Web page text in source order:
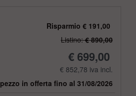
Risparmio € 191,00
Listino:€ 890,00
€ 699,00
€ 852,78 iva incl.
pezzo in offerta fino al 31/08/2026